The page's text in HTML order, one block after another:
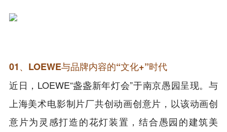
01、LOEWE与品牌内容的“文化+”时代
近日，LOEWE“盏盏新年灯会”于南京愚园呈现。与
上海美术电影制片厂共创动画创意片，以该动画创
意片为灵感打造的花灯装置，结合愚园的建筑美